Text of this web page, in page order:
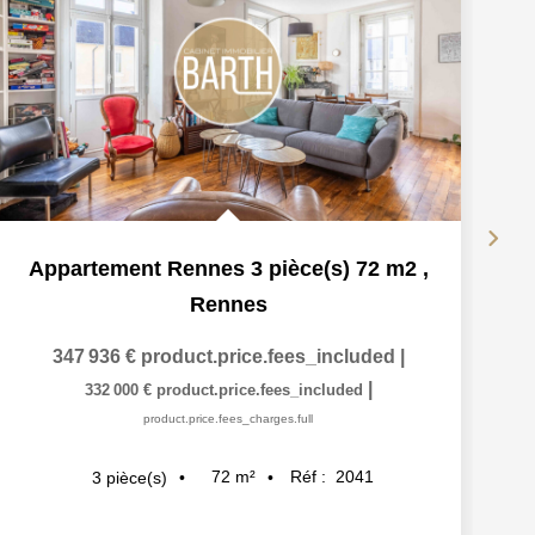
Appartement Rennes 3 pièce(s) 72 m2 ,
Rennes
347 936 € product.price.fees_included
332 000 € product.price.fees_included
product.price.fees_charges.full
3 pièce(s) 72 m² Réf : 2041